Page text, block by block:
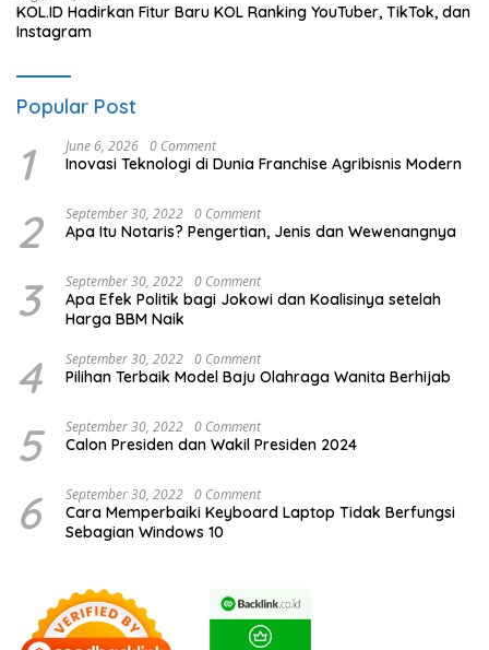
KOL.ID Hadirkan Fitur Baru KOL Ranking YouTuber, TikTok, dan
Instagram
Popular Post
1 June 6, 2026 0 Comment
Inovasi Teknologi di Dunia Franchise Agribisnis Modern
2 September 30, 2022 0 Comment
Apa Itu Notaris? Pengertian, Jenis dan Wewenangnya
3 September 30, 2022 0 Comment
Apa Efek Politik bagi Jokowi dan Koalisinya setelah
Harga BBM Naik
4 September 30, 2022 0 Comment
Pilihan Terbaik Model Baju Olahraga Wanita Berhijab
5 September 30, 2022 0 Comment
Calon Presiden dan Wakil Presiden 2024
6 September 30, 2022 0 Comment
Cara Memperbaiki Keyboard Laptop Tidak Berfungsi
Sebagian Windows 10